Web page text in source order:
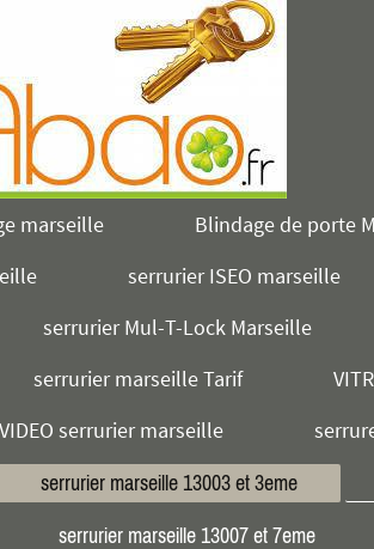
marseille Blindage de porte
serrurier ISEO marseille
serrurier Mul-T-Lock Marseille
serrurier marseille Tarif
VIDEO serrurier marseille
serrurier marseille 13003 et 3eme
serrurier marseille 13007 et 7eme